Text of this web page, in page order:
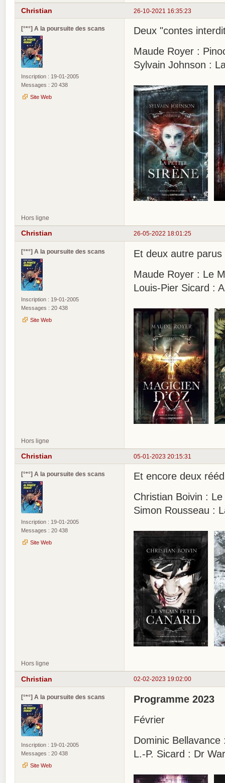
26-10-2021 16:35:23
Christian
[°*°] A la poursuite des scans
Inscription : 19-01-2005
Messages : 20 438
Site Web
Deux "contes
Maude Royer :
Sylvain Johnson :
Hors ligne
26-05-2022 18:01:25
Christian
[°*°] A la poursuite des scans
Inscription : 19-01-2005
Messages : 20 438
Site Web
Et deux autre
Maude Royer : Le
Louis-Pier Sicard :
Hors ligne
05-01-2023 20:15:31
Christian
[°*°] A la poursuite des scans
Inscription : 19-01-2005
Messages : 20 438
Site Web
Et encore deux
Christian Boivin :
Simon Rousseau :
Hors ligne
02-02-2023 19:02:00
Christian
[°*°] A la poursuite des scans
Inscription : 19-01-2005
Messages : 20 438
Site Web
Programme 2023
Février
Dominic Bellavance
L.-P. Sicard : Dr